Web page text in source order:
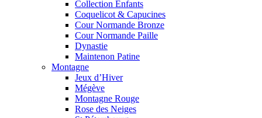
Collection Enfants
Coquelicot & Capucines
Cour Normande Bronze
Cour Normande Paille
Dynastie
Maintenon Patine
Montagne
Jeux d’Hiver
Mégève
Montagne Rouge
Rose des Neiges